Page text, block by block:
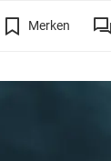
Merken